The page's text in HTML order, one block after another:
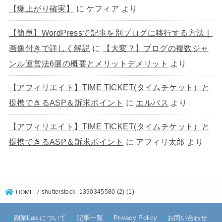
【爆上がり確実】 にケフィア より
【簡単】WordPressで記事を別ブログに移行する方法｜
画像付きで詳しく解説 に
【大変？】ブログの複数ジャ
ンル運営法6選の概要とメリットデメリット
より
【アフィリエイト】TIME TICKET(タイムチケット）と
提携できるASP＆訴求ポイント に エルバス より
【アフィリエイト】TIME TICKET(タイムチケット）と
提携できるASP＆訴求ポイント に アフィリ太郎 より
HOME shutterstock_1390345580 (2) (1)
副業Lab.について 記事一覧 Privacy Policy お問い合わせ